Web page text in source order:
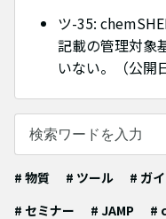
ツ-35:
記載の管理対象
いない。（公開
# 物質 # ツール # ガ
# セミナー
# JAMP #